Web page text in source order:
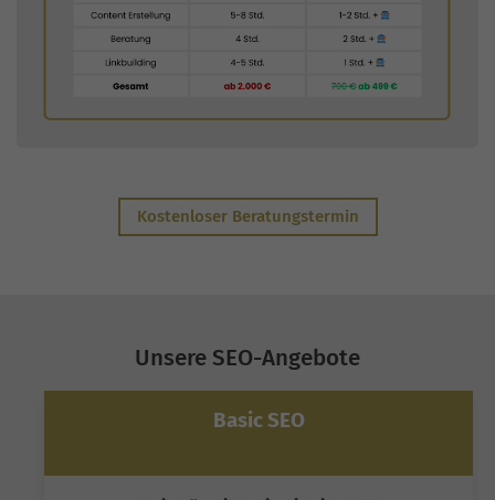
Kostenloser Beratungstermin
Unsere SEO-Angebote
Basic SEO